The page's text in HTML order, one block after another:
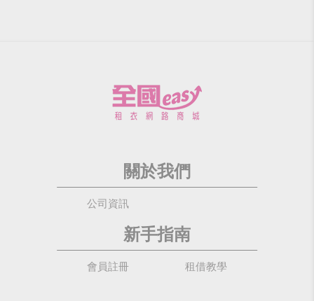
關於我們
公司資訊
新手指南
會員註冊 租借教學